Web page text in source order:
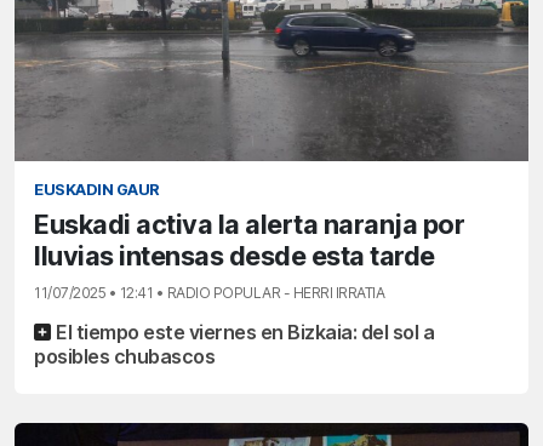
EUSKADIN GAUR
Euskadi activa la alerta naranja por
lluvias intensas desde esta tarde
11/07/2025 • 12:41 • RADIO POPULAR - HERRI IRRATIA
El tiempo este viernes en Bizkaia: del sol a
posibles chubascos